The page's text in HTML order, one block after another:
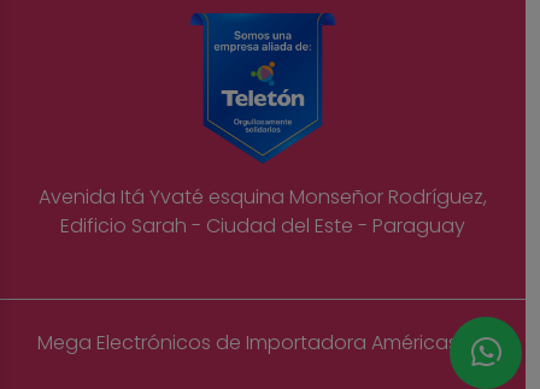
Avenida Itá Yvaté esquina Monseñor Rodríguez,
Edificio Sarah - Ciudad del Este - Paraguay
Mega Electrónicos de Importadora Américas S.A